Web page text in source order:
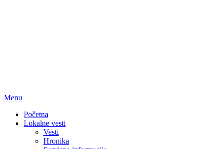
Menu
Početna
Lokalne vesti
Vesti
Hronika